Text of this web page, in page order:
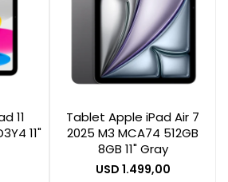
11
11"
Tablet Apple iPad Air 7
2025 M3 MCA74 512GB
8GB 11" Gray
USD 1.499,00